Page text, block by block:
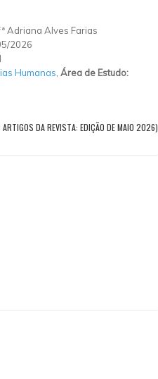
Adriana Alves Farias
2026
Humanas Área de Estudo:
ARTIGOS DA REVISTA: EDIÇÃO DE MAIO 2026)